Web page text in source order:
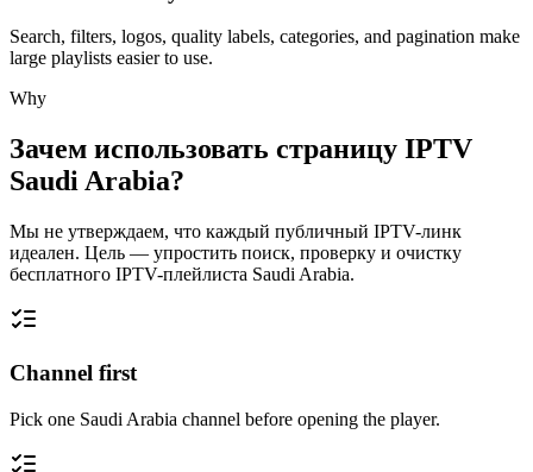
Search, filters, logos, quality labels, categories, and pagination make
large playlists easier to use.
Why
Зачем использовать страницу IPTV
Saudi Arabia?
Мы не утверждаем, что каждый публичный IPTV-линк
идеален. Цель — упростить поиск, проверку и очистку
бесплатного IPTV-плейлиста Saudi Arabia.
Channel first
Pick one Saudi Arabia channel before opening the player.